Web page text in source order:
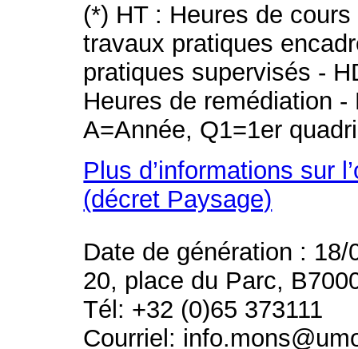
(*) HT : Heures de
travaux pratiques
pratiques supervisés -
Heures de remédiation
A=Année, Q1=1er
Plus d’informations sur
(décret Paysage)
Date de génération : 18/
20, place du Parc,
Tél: +32 (0)65 373111
Courriel: